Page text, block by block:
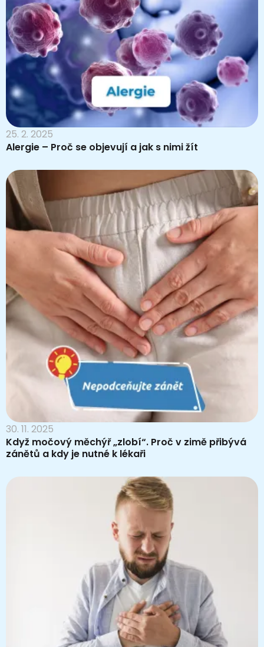
25. 2. 2025
Alergie – Proč se objevují a jak s nimi žít
30. 11. 2025
Když močový měchýř „zlobí“. Proč v zimě přibývá
zánětů a kdy je nutné k lékaři